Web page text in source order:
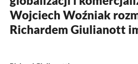
Wojciech Woźniak
Richardem Giulianott